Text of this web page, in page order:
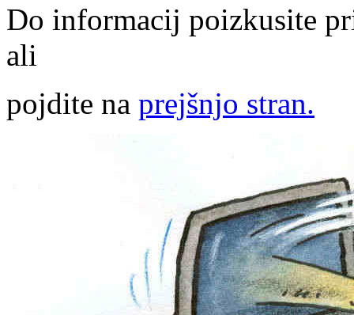
Do informacij poizkusite
ali
pojdite na prejšnjo stran.